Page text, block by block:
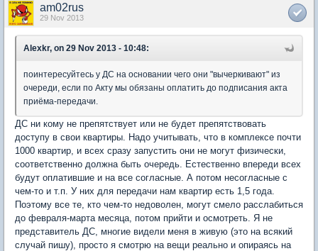
am02rus
29 Nov 2013
Alexkr, on 29 Nov 2013 - 10:48:
поинтересуйтесь у ДС на основании чего они "вычеркивают" из
очереди, если по Акту мы обязаны оплатить до подписания акта
приёма-передачи.
ДС ни кому не препятствует или не будет препятствовать
доступу в свои квартиры. Надо учитывать, что в комплексе почти
1000 квартир, и всех сразу запустить они не могут физически,
соответственно должна быть очередь. Естественно впереди всех
будут оплатившие и на все согласные. А потом несогласные с
чем-то и т.п. У них для передачи нам квартир есть 1,5 года.
Поэтому все те, кто чем-то недоволен, могут смело расслабиться
до февраля-марта месяца, потом прийти и осмотреть. Я не
представитель ДС, многие видели меня в живую (это на всякий
случай пишу), просто я смотрю на вещи реально и опираясь на